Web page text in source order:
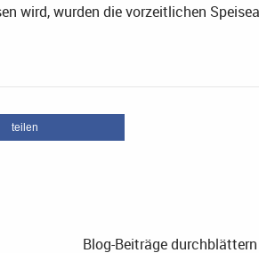
wird, wurden die vorzeitlichen
teilen
Blog-Beiträge durchblättern